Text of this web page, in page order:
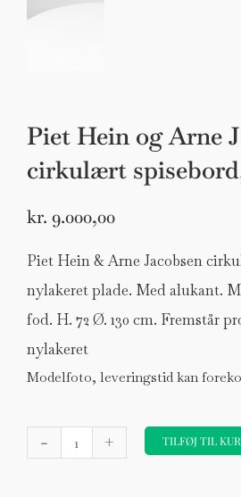
DKK 100,00
Piet Hein og Arne
cirkulært
kr. 9.000,00
Piet Hein & Arne Jacobsen
nylakeret plade. Med alukant.
fod. H. 72 Ø. 130 cm. Fremstår
nylakeret
Modelfoto, leveringstid kan
-
Hein
og
+ TILFØJ TIL